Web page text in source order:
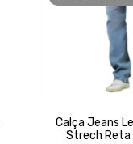
Calça Jeans
Strech Reta